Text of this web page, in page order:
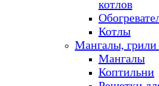
котлов
Котлы
Мангалы, грили
Мангалы
Коптильни